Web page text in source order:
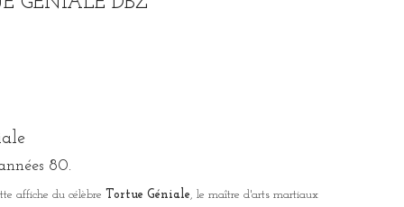
80.
affiche du célèbre Tortue Géniale, le maître d'arts martiaux